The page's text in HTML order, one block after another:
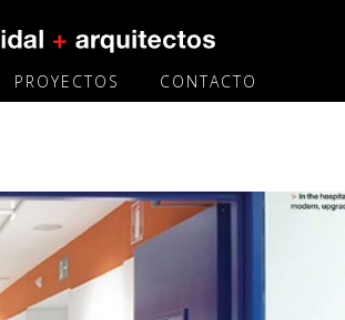
PROYECTOS CONTACTO